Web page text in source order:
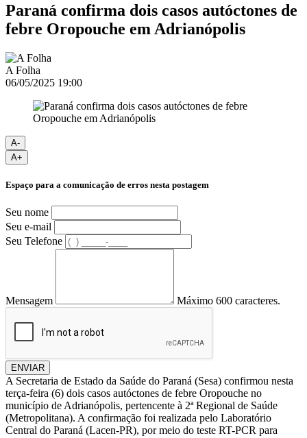
Paraná confirma dois casos autóctones de
febre Oropouche em Adrianópolis
A Folha
06/05/2025 19:00
A-
A+
Espaço para a comunicação de erros nesta postagem
Seu nome
Seu e-mail
Seu Telefone
Mensagem Máximo 600 caracteres.
ENVIAR
A Secretaria de Estado da Saúde do Paraná (Sesa) confirmou nesta
terça-feira (6) dois casos autóctones de febre Oropouche no
município de Adrianópolis, pertencente à 2ª Regional de Saúde
(Metropolitana). A confirmação foi realizada pelo Laboratório
Central do Paraná (Lacen-PR), por meio do teste RT-PCR para